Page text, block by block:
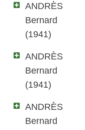
ANDRÈS
Bernard
(1941)
ANDRÈS
Bernard
(1941)
ANDRÈS
Bernard